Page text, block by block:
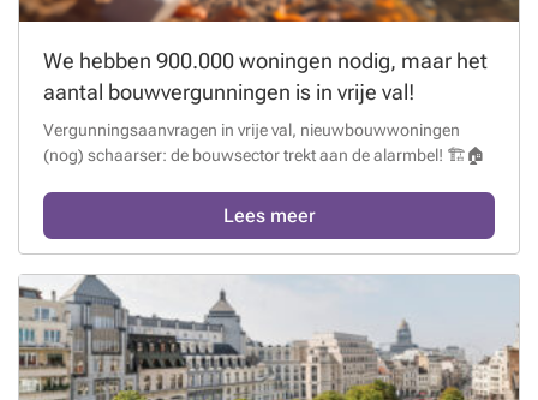
We hebben 900.000 woningen nodig, maar het
aantal bouwvergunningen is in vrije val!
Vergunningsaanvragen in vrije val, nieuwbouwwoningen
(nog) schaarser: de bouwsector trekt aan de alarmbel! 🏗️🏠
Lees meer